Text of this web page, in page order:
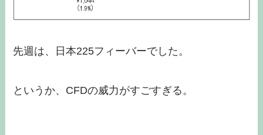
先週は、日本225フィーバーでした。
というか、CFDの威力がすごすぎる。